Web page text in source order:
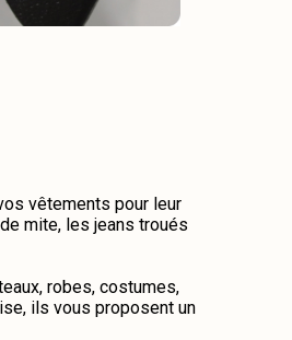
vêtements pour leur
mite, les jeans troués
robes, costumes,
ils vous proposent un